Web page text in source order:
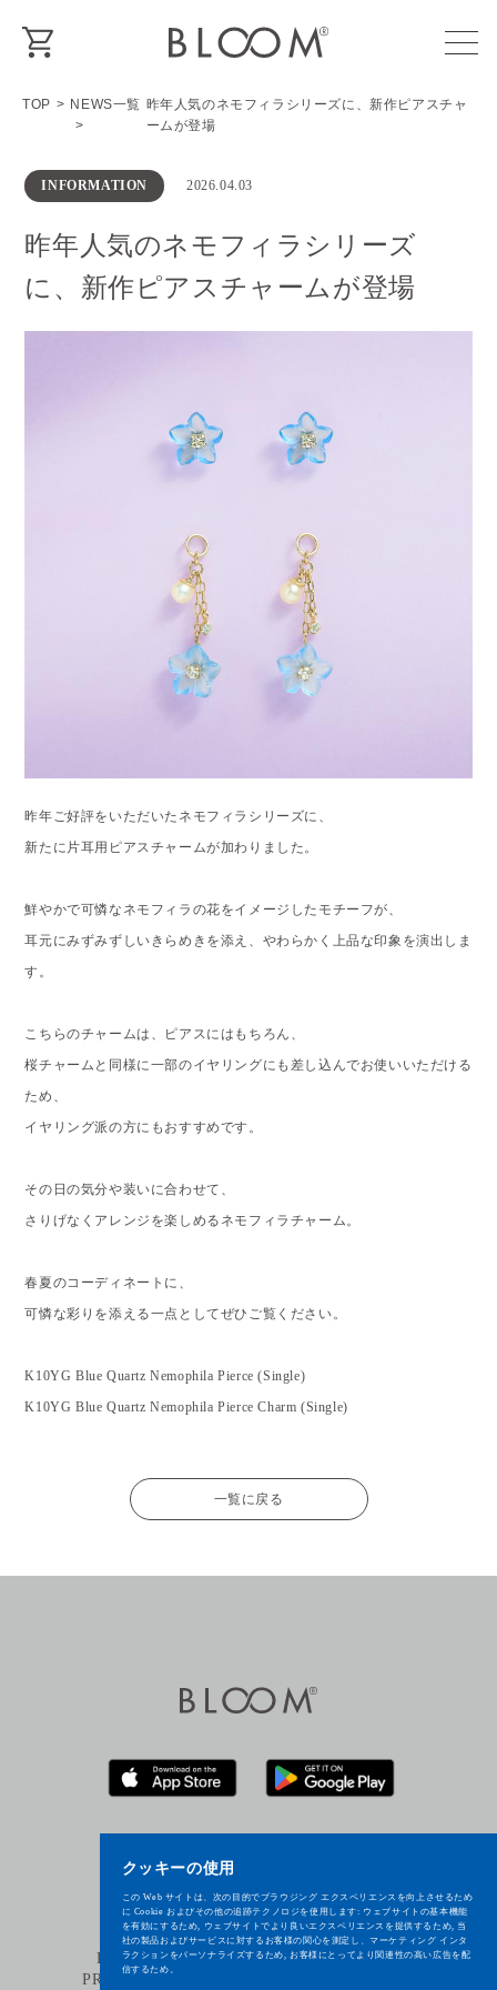
クッキーの使用
この Web サイトは、次の目的でブラウジング エクスペリエンスを向上させるため
に Cookie およびその他の追跡テクノロジを使用します: ウェブサイトの基本機能
を有効にするため, ウェブサイトでより良いエクスペリエンスを提供するため,当
社の製品およびサービスに対するお客様の関心を測定し、マーケティング インタ
ラクションをパーソナライズするため,お客様にとってより関連性の高い広告を配
信するため 。
TOP NEWS一覧 昨年人気のネモフィラシリーズに、新作ピアスチャ
ームが登場
INFORMATION 2026.04.03
昨年人気のネモフィラシリーズ
に、新作ピアスチャームが登場
昨年ご好評をいただいたネモフィラシリーズに、
新たに片耳用ピアスチャームが加わりました。
鮮やかで可憐なネモフィラの花をイメージしたモチーフが、
耳元にみずみずしいきらめきを添え、やわらかく上品な印象を演出しま
す。
こちらのチャームは、ピアスにはもちろん、
桜チャームと同様に一部のイヤリングにも差し込んでお使いいただける
ため、
イヤリング派の方にもおすすめです。
その日の気分や装いに合わせて、
さりげなくアレンジを楽しめるネモフィラチャーム。
春夏のコーディネートに、
可憐な彩りを添える一点としてぜひご覧ください。
K10YG Blue Quartz Nemophila Pierce (Single)
K10YG Blue Quartz Nemophila Pierce Charm (Single)
一覧に戻る
REPAIR Q&A
CUSTOMER SERVICE
PRIVACY POLICY